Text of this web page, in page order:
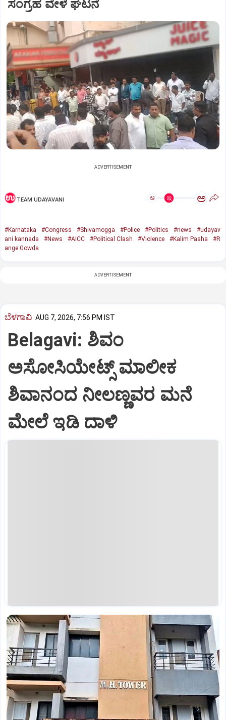
ಸಂಗ್ರಹ ವೇಳೆ ಘಟನೆ
ADVERTISEMENT
TEAM UDAYAVANI ಅ ಅ
#Karnataka #Congress #Shivamogga #Police #Politics #news
#udayav
ani kannada
#News #AICC #Political Clash #Violence #Kalim Pasha
#R
ange Gowda
ADVERTISEMENT
ಬೆಳಗಾವಿ AUG 7, 2026, 7:56 PM IST
Belagavi: ಶಿವಂ
ಅಸೋಸಿಯೇಟ್ಸ್ ಮಾಲೀಕ
ಶಿವಾನಂದ ನೀಲಣ್ಣವರ ಮನೆ
ಮೇಲೆ ಇಡಿ‌ ದಾಳಿ